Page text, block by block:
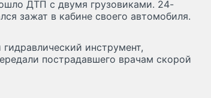
ДТП с двумя грузовиками. 24-
зажат в кабине своего автомобиля.
инструмент,
пострадавшего врачам скорой